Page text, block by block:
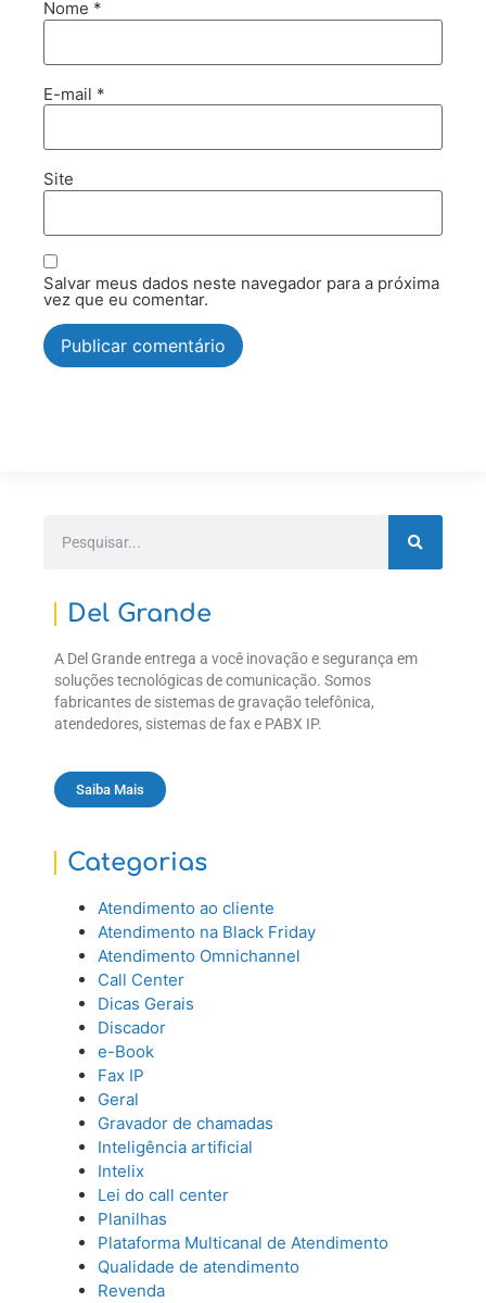
Nome *
E-mail *
Site
Salvar meus dados neste navegador para a próxima
vez que eu comentar.
Del Grande
A Del Grande entrega a você inovação e segurança em
soluções tecnológicas de comunicação. Somos
fabricantes de sistemas de gravação telefônica,
atendedores, sistemas de fax e PABX IP.
Saiba Mais
Categorias
Atendimento ao cliente
Atendimento na Black Friday
Atendimento Omnichannel
Call Center
Dicas Gerais
Discador
e-Book
Fax IP
Geral
Gravador de chamadas
Inteligência artificial
Intelix
Lei do call center
Planilhas
Plataforma Multicanal de Atendimento
Qualidade de atendimento
Revenda